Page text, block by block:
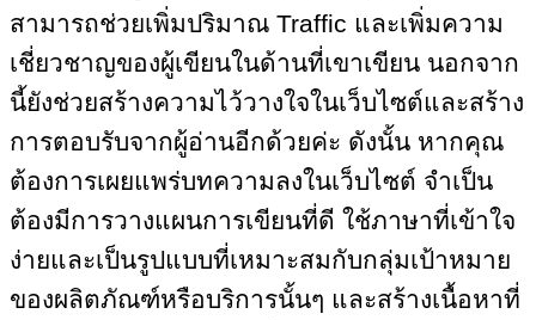
สามารถช่วยเพิ่มปริมาณ Traffic และเพิ่มความ
เชี่ยวชาญของผู้เขียนในด้านที่เขาเขียน นอกจาก
นี้ยังช่วยสร้างความไว้วางใจในเว็บไซต์และสร้าง
การตอบรับจากผู้อ่านอีกด้วยค่ะ ดังนั้น หากคุณ
ต้องการเผยแพร่บทความลงในเว็บไซต์ จำเป็น
ต้องมีการวางแผนการเขียนที่ดี ใช้ภาษาที่เข้าใจ
ง่ายและเป็นรูปแบบที่เหมาะสมกับกลุ่มเป้าหมาย
ของผลิตภัณฑ์หรือบริการนั้นๆ และสร้างเนื้อหาที่